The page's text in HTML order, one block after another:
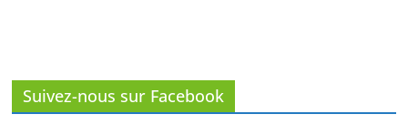
Suivez-nous sur Facebook